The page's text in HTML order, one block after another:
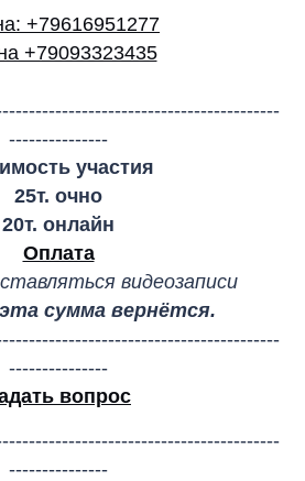
+79616951277
+79093323435
---------------
участия
25т. очно
20т. онлайн
Оплата
видеозаписи
сумма вернётся.
---------------
вопрос
---------------